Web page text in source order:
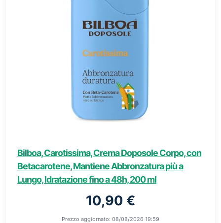
Bilboa, Carotissima, Crema Doposole Corpo, con
Betacarotene, Mantiene Abbronzatura più a
Lungo, Idratazione fino a 48h, 200 ml
10,90 €
Prezzo aggiornato: 08/08/2026 19:59